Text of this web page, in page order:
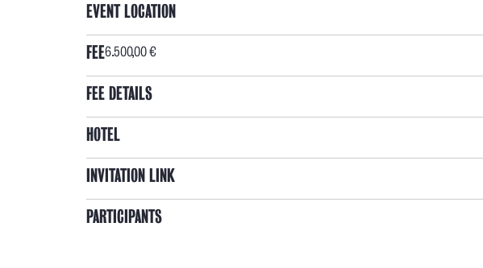
EVENT LOCATION
FEE6.500,00 €
FEE DETAILS
HOTEL
INVITATION LINK
PARTICIPANTS